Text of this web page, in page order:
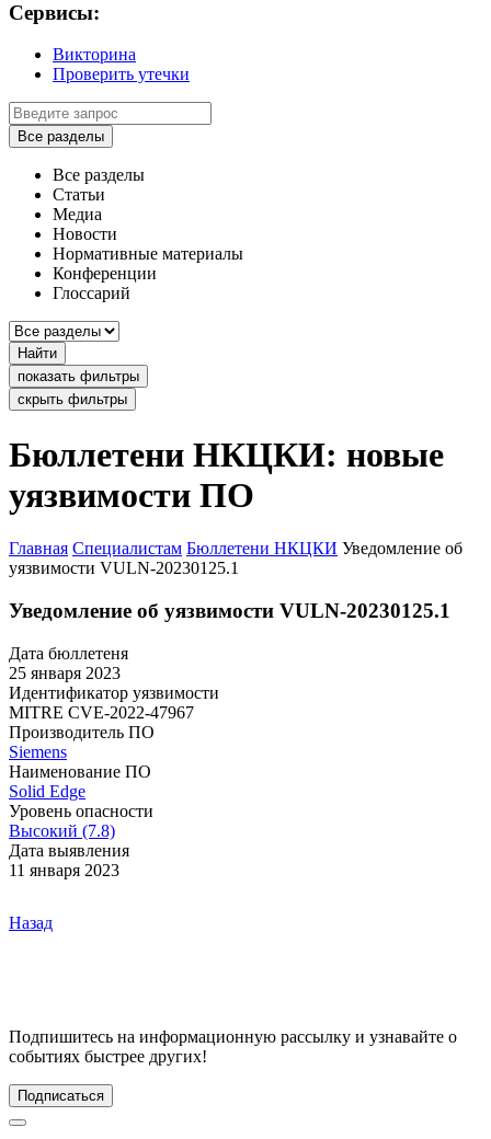
Сервисы:
Викторина
Проверить утечки
Все разделы
Все разделы
Статьи
Медиа
Новости
Нормативные материалы
Конференции
Глоссарий
Найти
показать фильтры
скрыть фильтры
Бюллетени НКЦКИ: новые
уязвимости ПО
Главная Специалистам Бюллетени НКЦКИ Уведомление об
уязвимости VULN-20230125.1
Уведомление об уязвимости VULN-20230125.1
Дата бюллетеня
25 января 2023
Идентификатор уязвимости
MITRE CVE-2022-47967
Производитель ПО
Siemens
Наименование ПО
Solid Edge
Уровень опасности
Высокий (7.8)
Дата выявления
11 января 2023
Назад
Подпишитесь на информационную рассылку и узнавайте о
событиях быстрее других!
Подписаться